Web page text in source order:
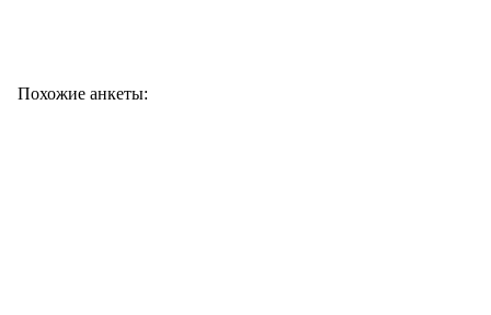
Похожие анкеты: